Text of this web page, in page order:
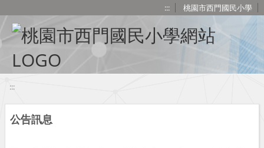
::: 桃園市西門國民小學
:::
公告訊息